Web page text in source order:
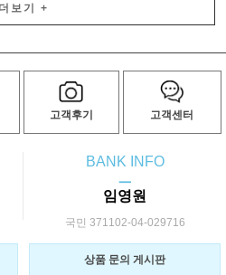
더보기 +
고객후기 고객센터
BANK INFO
ㅡ
임영원
국민 371102-04-029716
상품 문의 게시판